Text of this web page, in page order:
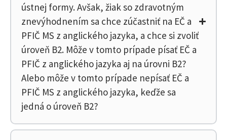
ústnej formy. Avšak, žiak so zdravotným
znevýhodnením sa chce zúčastniť na EČ a
PFIČ MS z anglického jazyka, a chce si zvoliť
úroveň B2. Môže v tomto prípade písať EČ a
PFIČ z anglického jazyka aj na úrovni B2?
Alebo môže v tomto prípade nepísať EČ a
PFIČ MS z anglického jazyka, keďže sa
jedná o úroveň B2?